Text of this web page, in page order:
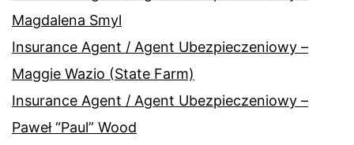
Magdalena Smyl
Insurance Agent / Agent Ubezpieczeniowy –
Maggie Wazio (State Farm)
Insurance Agent / Agent Ubezpieczeniowy –
Paweł “Paul” Wood